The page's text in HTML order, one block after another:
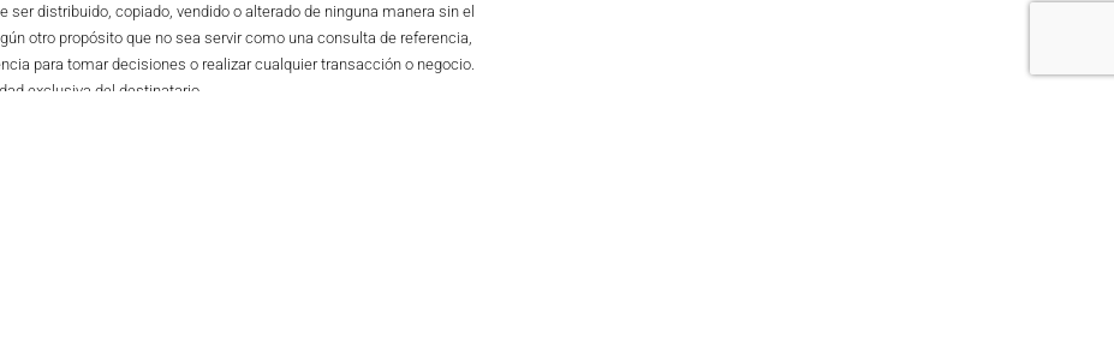
distribuido, copiado, vendido o alterado de ninguna manera sin el
otro propósito que no sea servir como una consulta de referencia,
para tomar decisiones o realizar cualquier transacción o negocio.
exclusiva del destinatario.